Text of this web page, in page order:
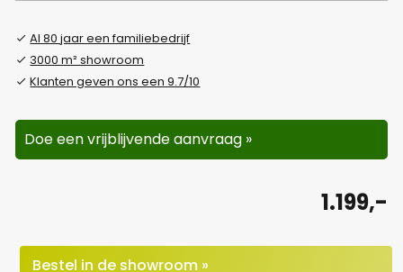
Al 80 jaar een familiebedrijf
3000 m² showroom
Klanten geven ons een 9.7/10
Doe een vrijblijvende aanvraag »
1.199,-
Bestel in de showroom »